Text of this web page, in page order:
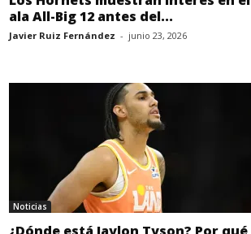
ala All-Big 12 antes del...
Javier Ruiz Fernández - junio 23, 2026
Noticias